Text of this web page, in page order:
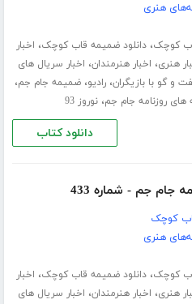
هنری
کوچک،دانلود ضمیمه قاب کوچک، اخبار
هنری، اخبار هنرمندان، اخبار سریال های
و گو با بازیگران،رادیو،ضمیمه جام جم،
های روزنامه جام جم،نوروز 93
دانلود کتاب
جام جم - شماره 433
کوچک
هنری
کوچک،دانلود ضمیمه قاب کوچک، اخبار
هنری، اخبار هنرمندان، اخبار سریال های